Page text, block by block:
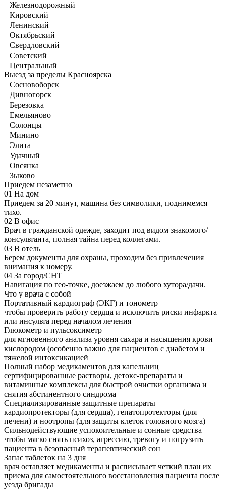
Железнодорожный
Кировский
Ленинский
Октябрьский
Свердловский
Советский
Центральный
Выезд за пределы Красноярска
Сосновоборск
Дивногорск
Березовка
Емельяново
Солонцы
Минино
Элита
Удачный
Овсянка
Зыково
Приедем незаметно
01 На дом
Приедем за 20 минут, машина без символики, поднимемся
тихо.
02 В офис
Врач в гражданской одежде, заходит под видом знакомого/
консультанта, полная тайна перед коллегами.
03 В отель
Берем документы для охраны, проходим без привлечения
внимания к номеру.
04 За город/СНТ
Навигация по гео-точке, доезжаем до любого хутора/дачи.
Что у врача с собой
Портативный кардиограф (ЭКГ) и тонометр
чтобы проверить работу сердца и исключить риски инфаркта
или инсульта перед началом лечения
Глюкометр и пульсоксиметр
для мгновенного анализа уровня сахара и насыщения крови
кислородом (особенно важно для пациентов с диабетом и
тяжелой интоксикацией
Полный набор медикаментов для капельниц
сертифицированные растворы, детокс-препараты и
витаминные комплексы для быстрой очистки организма и
снятия абстинентного синдрома
Специализированные защитные препараты
кардиопротекторы (для сердца), гепатопротекторы (для
печени) и ноотропы (для защиты клеток головного мозга)
Сильнодействующие успокоительные и сонные средства
чтобы мягко снять психоз, агрессию, тревогу и погрузить
пациента в безопасный терапевтический сон
Запас таблеток на 3 дня
врач оставляет медикаменты и расписывает четкий план их
приема для самостоятельного восстановления пациента после
уезда бригады